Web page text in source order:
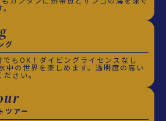
グ
もOK！ダイビングライセンスなし
中の世界を楽しめます。透明度の高い
さい。
ツアー